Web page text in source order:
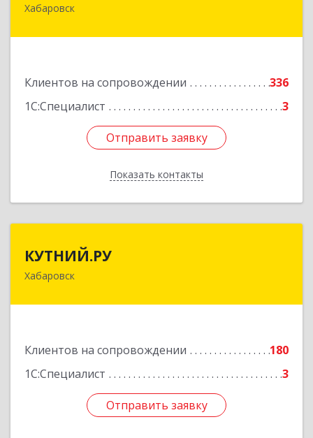
Хабаровск
Клиентов на сопровождении
336
1С:Специалист
3
Отправить заявку
Показать контакты
680030, Хабаровский край, Хабаровск г, Ленина
Отправить заявку
Назад
КУТНИЙ.РУ
Хабаровск
Клиентов на сопровождении
180
1С:Специалист
3
Отправить заявку
680007, Хабаровский край, Хабаровск г,
Отправить заявку